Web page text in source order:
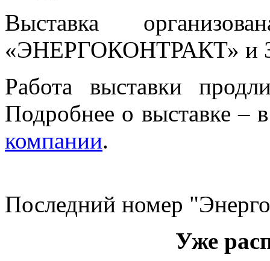
Выставка
«ЭНЕРГОКОНТРАКТ» и
Работа выставки
Подробнее о выставке –
компании.
Последний номер
Уже